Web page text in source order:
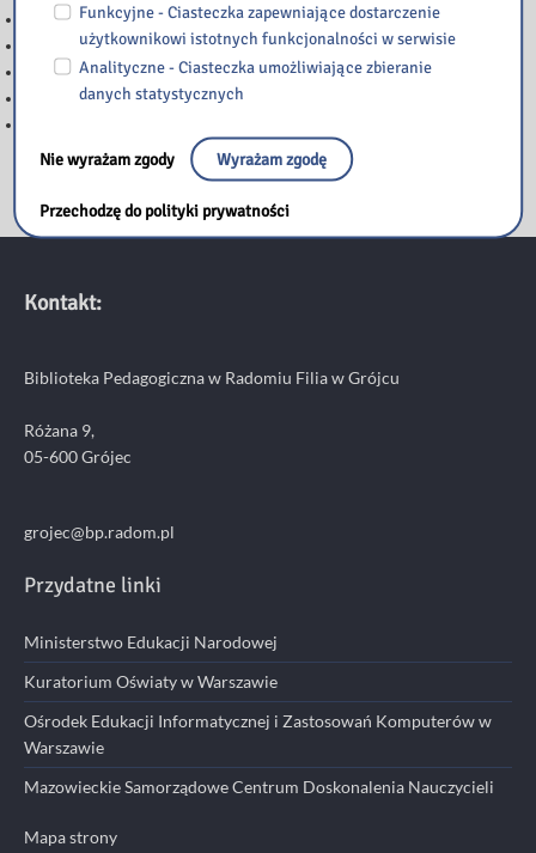
WAŻNA INFORMACJA
WAŻNA INFORMACJA
Zapraszamy na nową wystawę w Bibliotece Pedagogicznej w Grójcu!
ZMIANA GODZIN PRACY BIBLIOTEKI
Kontakt:
Biblioteka Pedagogiczna w Radomiu Filia w Grójcu
Różana 9,
05-600 Grójec
grojec@bp.radom.pl
Przydatne linki
Ministerstwo Edukacji Narodowej
Kuratorium Oświaty w Warszawie
Ośrodek Edukacji Informatycznej i Zastosowań Komputerów w
Warszawie
Mazowieckie Samorządowe Centrum Doskonalenia Nauczycieli
Mapa strony
Funkcyjne - Ciasteczka zapewniające dostarczenie
użytkownikowi istotnych funkcjonalności w serwisie
Analityczne - Ciasteczka umożliwiające zbieranie
danych statystycznych
Nie wyrażam zgody Wyrażam zgodę
Przechodzę do polityki prywatności